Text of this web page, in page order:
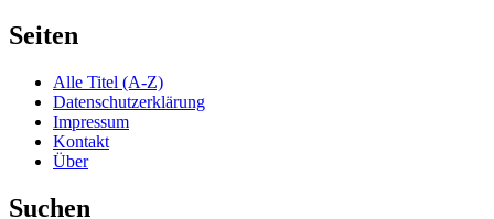
Seiten
Alle Titel (A-Z)
Datenschutzerklärung
Impressum
Kontakt
Über
Suchen